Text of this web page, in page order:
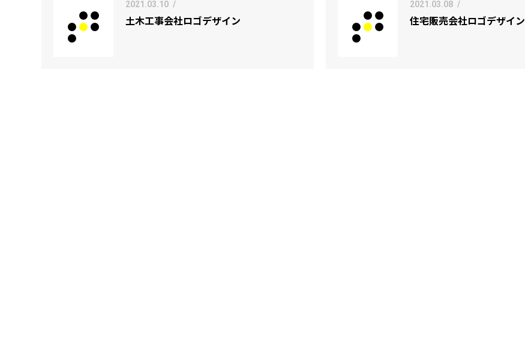
2021.03.10 /
土木工事会社ロゴデザイン
2021.03.08 /
住宅販売会社ロゴデザイン